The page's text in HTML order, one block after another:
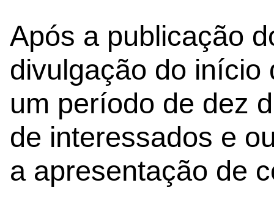
Após a publicação
divulgação do início
um período de dez
de interessados e
a apresentação de